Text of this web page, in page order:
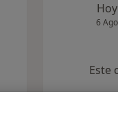
Hoy
6 Ago
Este